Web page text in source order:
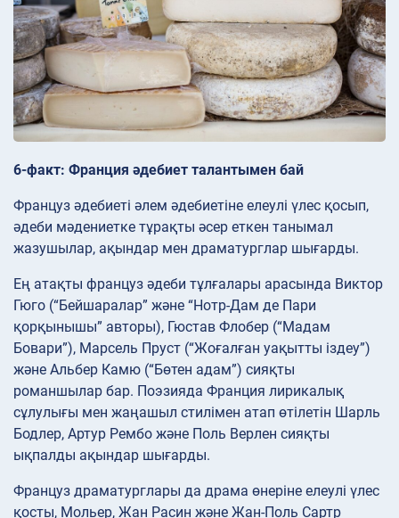
6-факт: Франция әдебиет талантымен бай
Француз әдебиеті әлем әдебиетіне елеулі үлес қосып,
әдеби мәдениетке тұрақты әсер еткен танымал
жазушылар, ақындар мен драматурглар шығарды.
Ең атақты француз әдеби тұлғалары арасында Виктор
Гюго (“Бейшаралар” және “Нотр-Дам де Пари
қорқынышы” авторы), Гюстав Флобер (“Мадам
Бовари”), Марсель Пруст (“Жоғалған уақытты іздеу”)
және Альбер Камю (“Бөтен адам”) сияқты
романшылар бар. Поэзияда Франция лирикалық
сұлулығы мен жаңашыл стилімен атап өтілетін Шарль
Бодлер, Артур Рембо және Поль Верлен сияқты
ықпалды ақындар шығарды.
Француз драматурглары да драма өнеріне елеулі үлес
қосты, Мольер, Жан Расин және Жан-Поль Сартр